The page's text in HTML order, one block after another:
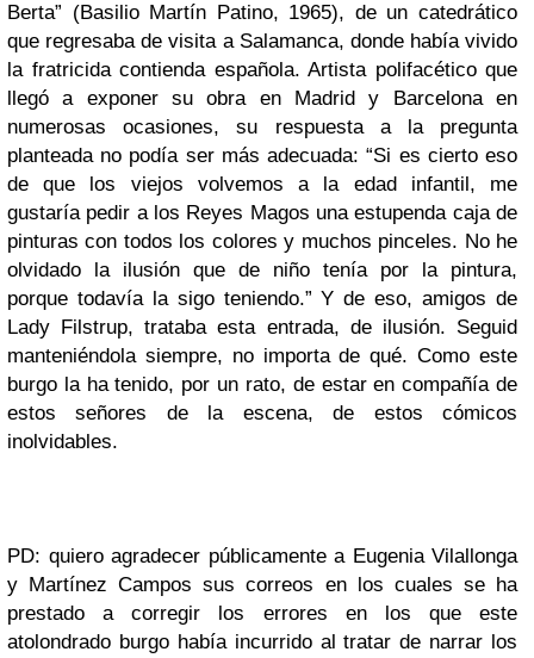
Berta” (Basilio Martín Patino, 1965), de un catedrático
que regresaba de visita a Salamanca, donde había vivido
la fratricida contienda española. Artista polifacético que
llegó a exponer su obra en Madrid y Barcelona en
numerosas ocasiones, su respuesta a la pregunta
planteada no podía ser más adecuada: “Si es cierto eso
de que los viejos volvemos a la edad infantil, me
gustaría pedir a los Reyes Magos una estupenda caja de
pinturas con todos los colores y muchos pinceles. No he
olvidado la ilusión que de niño tenía por la pintura,
porque todavía la sigo teniendo.” Y de eso, amigos de
Lady Filstrup, trataba esta entrada, de ilusión. Seguid
manteniéndola siempre, no importa de qué. Como este
burgo la ha tenido, por un rato, de estar en compañía de
estos señores de la escena, de estos cómicos
inolvidables.
PD: quiero agradecer públicamente a Eugenia Vilallonga
y Martínez Campos sus correos en los cuales se ha
prestado a corregir los errores en los que este
atolondrado burgo había incurrido al tratar de narrar los